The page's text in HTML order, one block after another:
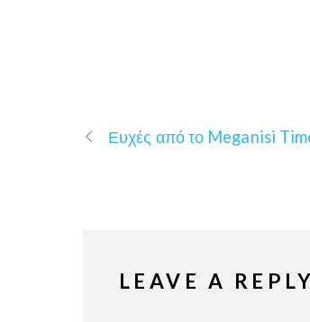
Ευχές από το Meganisi
LEAVE A REPLY